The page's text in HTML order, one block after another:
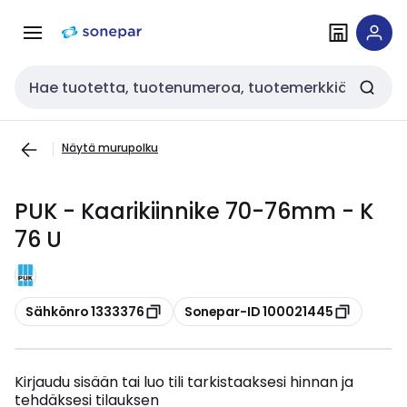
navigointiinsisältöön
Haku
Näytä murupolku
PUK - Kaarikiinnike 70-76mm - K
76 U
Kopioi
Sähkönro 1333376 Kopioi
Sonepar-ID 100021445
Kirjaudu sisään tai luo tili tarkistaaksesi hinnan ja
tehdäksesi tilauksen